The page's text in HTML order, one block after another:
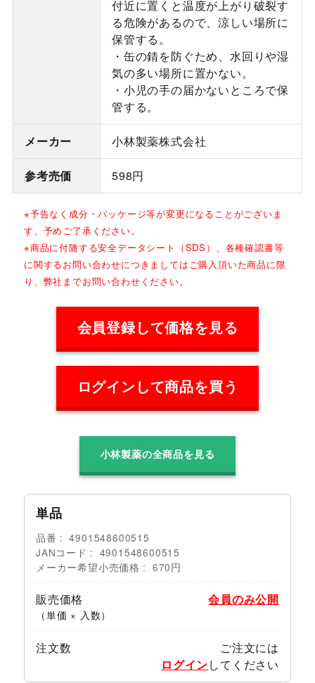
付近に置くと温度が上がり破裂す
る危険があるので、涼しい場所に
保管する。
・缶の錆を防ぐため、水回りや湿
気の多い場所に置かない。
・小児の手の届かないところで保
管する。
メーカー 小林製薬株式会社
参考売価 598円
※予告なく成分・パッケージ等が変更になることがございま
す、予めご了承ください。
※商品に付随する安全データシート（SDS）、各種確認書等
に関するお問い合わせにつきましてはご購入頂いた商品に限
り、弊社までお問い合わせください。
会員登録して価格を見る
ログインして商品を買う
小林製薬の全商品を見る
単品
品番
4901548600515
JANコード
4901548600515
メーカー希望小売価格
670円
販売価格
（単価 × 入数）
会員のみ公開
注文数
ご注文には
ログインしてください